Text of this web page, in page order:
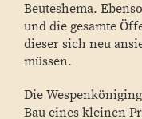
Beuteshema.
und die gesamte
dieser sich neu
müssen.
Die
Bau eines kleinen